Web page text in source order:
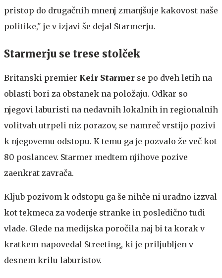
pristop do drugačnih mnenj zmanjšuje kakovost naše
politike," je v izjavi še dejal Starmerju.
Starmerju se trese stolček
Britanski premier Keir Starmer se po dveh letih na
oblasti bori za obstanek na položaju. Odkar so
njegovi laburisti na nedavnih lokalnih in regionalnih
volitvah utrpeli niz porazov, se namreč vrstijo pozivi
k njegovemu odstopu. K temu ga je pozvalo že več kot
80 poslancev. Starmer medtem njihove pozive
zaenkrat zavrača.
Kljub pozivom k odstopu ga še nihče ni uradno izzval
kot tekmeca za vodenje stranke in posledično tudi
vlade. Glede na medijska poročila naj bi ta korak v
kratkem napovedal Streeting, ki je priljubljen v
desnem krilu laburistov.